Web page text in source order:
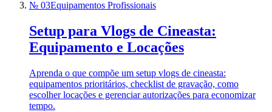
№ 03Equipamentos Profissionais
Setup para Vlogs de Cineasta:
Equipamento e Locações
Aprenda o que compõe um setup vlogs de cineasta:
equipamentos prioritários, checklist de gravação, como
escolher locações e gerenciar autorizações para economizar
tempo.